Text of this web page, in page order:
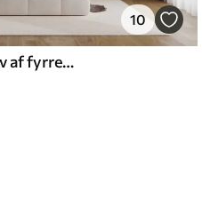
10
Bjerglandskab med en skov af fyrretræer og lagdelte bjerge ved daggry med let tåge akvarelimitationskunst